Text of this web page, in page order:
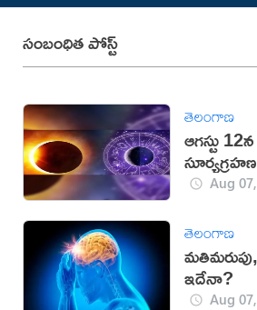
సంబంధిత పోస్ట్
తెలంగాణ
ఆగస్టు
Aug
తెలంగాణ
ఇదేనా?
Aug